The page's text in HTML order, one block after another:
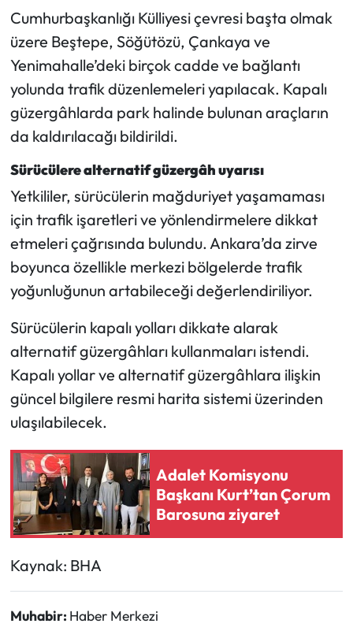
Cumhurbaşkanlığı Külliyesi çevresi başta olmak
üzere Beştepe, Söğütözü, Çankaya ve
Yenimahalle’deki birçok cadde ve bağlantı
yolunda trafik düzenlemeleri yapılacak. Kapalı
güzergâhlarda park halinde bulunan araçların
da kaldırılacağı bildirildi.
Sürücülere alternatif güzergâh uyarısı
Yetkililer, sürücülerin mağduriyet yaşamaması
için trafik işaretleri ve yönlendirmelere dikkat
etmeleri çağrısında bulundu. Ankara’da zirve
boyunca özellikle merkezi bölgelerde trafik
yoğunluğunun artabileceği değerlendiriliyor.
Sürücülerin kapalı yolları dikkate alarak
alternatif güzergâhları kullanmaları istendi.
Kapalı yollar ve alternatif güzergâhlara ilişkin
güncel bilgilere resmi harita sistemi üzerinden
ulaşılabilecek.
Adalet Komisyonu
Başkanı Kurt’tan Çorum
Barosuna ziyaret
Kaynak: BHA
Muhabir: Haber Merkezi